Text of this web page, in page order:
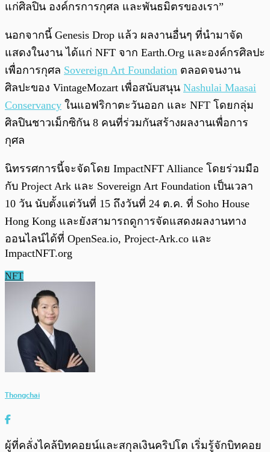
แก่ศิลปิน องค์กรการกุศล และพันธมิตรของเรา”
นอกจากนี้ Genesis Drop แล้ว ผลงานอื่นๆ ที่นำมาจัด
แสดงในงาน ได้แก่ NFT จาก Earth.Org และองค์กรศิลปะ
เพื่อการกุศล Sovereign Art Foundation ตลอดจนงาน
ศิลปะของ VintageMozart เพื่อสนับสนุน Nashulai Maasai
Conservancy ในแอฟริกาตะวันออก และ NFT โดยกลุ่ม
ศิลปินชาวเม็กซิกัน 8 คนที่ร่วมกันสร้างผลงานเพื่อการ
กุศล
นิทรรศการนี้จะจัดโดย ImpactNFT Alliance โดยร่วมมือ
กับ Project Ark และ Sovereign Art Foundation เป็นเวลา
10 วัน นับตั้งแต่วันที่ 15 ถึงวันที่ 24 ต.ค. ที่ Soho House
Hong Kong และยังสามารถดูการจัดแสดงผลงานทาง
ออนไลน์ได้ที่ OpenSea.io, Project-Ark.co และ
ImpactNFT.org
NFT
Thongchai
ผู้ที่คลั่งไคล้บิทคอยน์และสกุลเงินคริปโต เริ่มรู้จักบิทคอย